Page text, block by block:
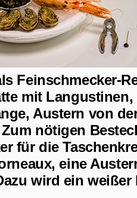
Feinschmecker-
mit Langustinen,
Austern von
nötigen
für die
eine
wird ein weißer